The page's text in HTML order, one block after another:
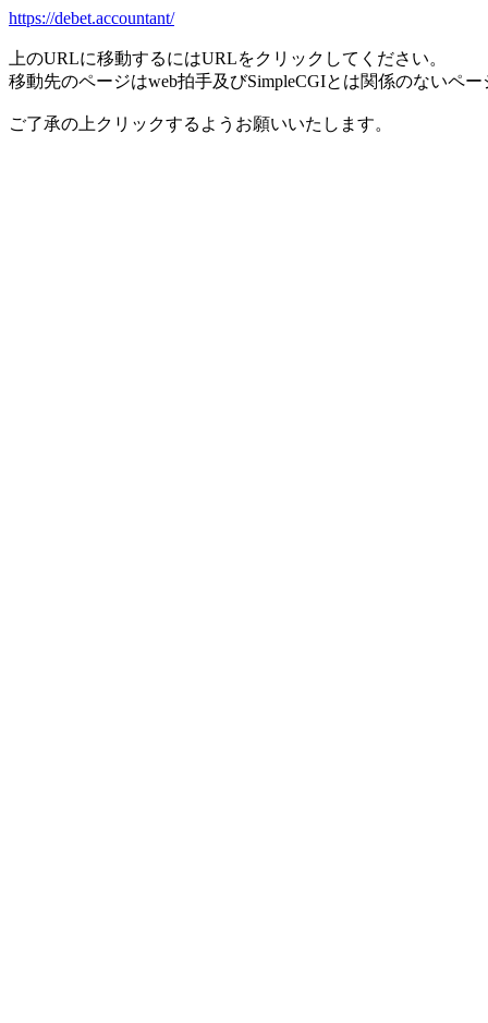
https://debet.accountant/
上のURLに移動するにはURLをクリックしてください。
移動先のページはweb拍手及びSimpleCGIとは関係のないペ
ご了承の上クリックするようお願いいたします。